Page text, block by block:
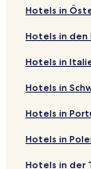
Luxus in
Familien in
Aparthotels
B&B in
Gasthäuser
Aparthotels
Hotels in
Hotels in den
Hotels in
Hotels in
Hotels in
Hotels in
Hotels in der